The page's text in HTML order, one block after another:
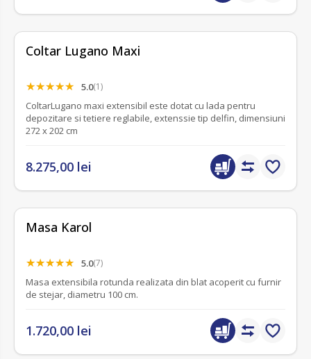
Coltar Lugano Maxi
5.0(1)
ColtarLugano maxi extensibil este dotat cu lada pentru
depozitare si tetiere reglabile, extenssie tip delfin, dimensiuni
272 x 202 cm
8.275,00 lei
Masa Karol
5.0(7)
Masa extensibila rotunda realizata din blat acoperit cu furnir
de stejar, diametru 100 cm.
1.720,00 lei